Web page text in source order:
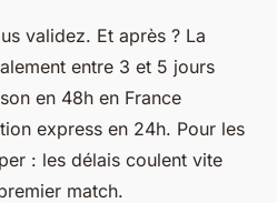
validez. Et après ? La
entre 3 et 5 jours
en 48h en France
express en 24h. Pour les
: les délais coulent vite
match.